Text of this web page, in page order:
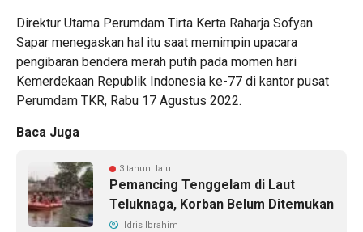
Direktur Utama Perumdam Tirta Kerta Raharja Sofyan
Sapar menegaskan hal itu saat memimpin upacara
pengibaran bendera merah putih pada momen hari
Kemerdekaan Republik Indonesia ke-77 di kantor pusat
Perumdam TKR, Rabu 17 Agustus 2022.
Baca Juga
3 tahun lalu
Pemancing Tenggelam di Laut
Teluknaga, Korban Belum Ditemukan
Idris Ibrahim